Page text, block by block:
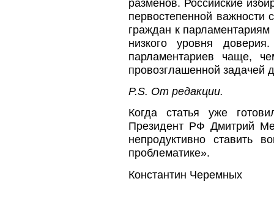
разменов. Российские
первостепенной важности
граждан к
низкого уровня
парламентариев чаще,
провозглашенной задачей
P.S. От редакции.
Когда статья уже
Президент РФ Дмитрий
непродуктивно ставить
проблематике».
Константин Черемных